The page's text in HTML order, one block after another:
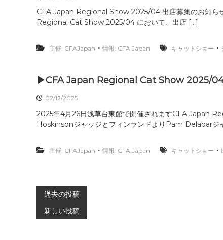
CFA Japan Regional Show 2025/04 出店募集のお知ら
Regional Cat Show 2025/04 において、出店 […]
主催: CFAJapan ・ 情報: CFA Japan キャットショー ・
▶CFA Japan Regional Cat Show 2025/04
02/12/2025
2025年4月26日浅草台東館で開催されますCFA Japan
HoskinsonジャッジとフィンランドよりPam Delabarジ
主催: CFAJapan ・ 情報: CFA Japan キャットショー ・
投
稿
過去の投稿
新しい投稿